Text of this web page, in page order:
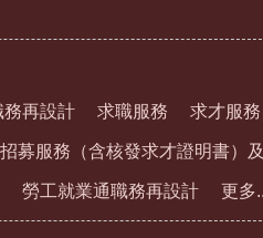
務再設計 求職服務 求才服務
募服務（含核發求才證明書）
勞工就業通職務再設計 更多